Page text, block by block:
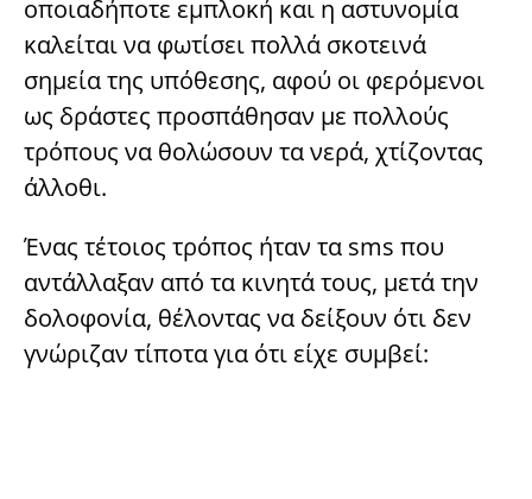
οποιαδήποτε εμπλοκή και η αστυνομία
καλείται να φωτίσει πολλά σκοτεινά
σημεία της υπόθεσης, αφού οι φερόμενοι
ως δράστες προσπάθησαν με πολλούς
τρόπους να θολώσουν τα νερά, χτίζοντας
άλλοθι.
Ένας τέτοιος τρόπος ήταν τα sms που
αντάλλαξαν από τα κινητά τους, μετά την
δολοφονία, θέλοντας να δείξουν ότι δεν
γνώριζαν τίποτα για ότι είχε συμβεί: